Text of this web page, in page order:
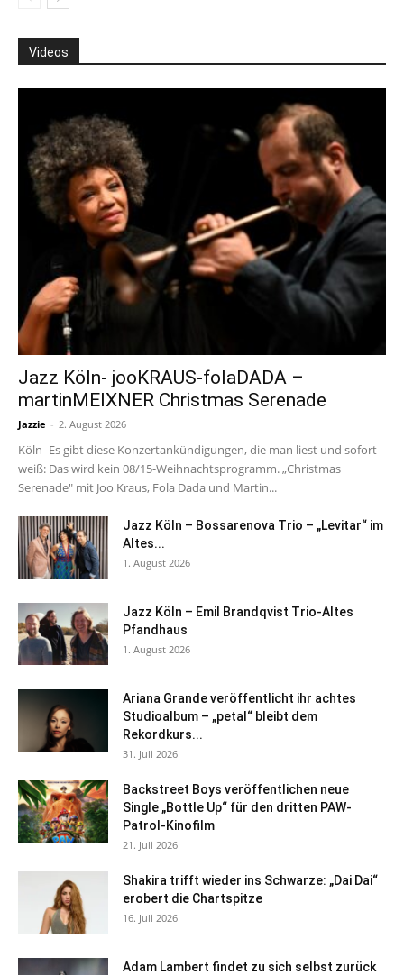
Videos
Jazz Köln- jooKRAUS-folaDADA –
martinMEIXNER Christmas Serenade
Jazzie - 2. August 2026
Köln- Es gibt diese Konzertankündigungen, die man liest und sofort
weiß: Das wird kein 08/15-Weihnachtsprogramm. „Christmas
Serenade" mit Joo Kraus, Fola Dada und Martin...
Jazz Köln – Bossarenova Trio – „Levitar“ im
Altes...
1. August 2026
Jazz Köln – Emil Brandqvist Trio-Altes
Pfandhaus
1. August 2026
Ariana Grande veröffentlicht ihr achtes
Studioalbum – „petal“ bleibt dem
Rekordkurs...
31. Juli 2026
Backstreet Boys veröffentlichen neue
Single „Bottle Up“ für den dritten PAW-
Patrol-Kinofilm
21. Juli 2026
Shakira trifft wieder ins Schwarze: „Dai Dai“
erobert die Chartspitze
16. Juli 2026
Adam Lambert findet zu sich selbst zurück